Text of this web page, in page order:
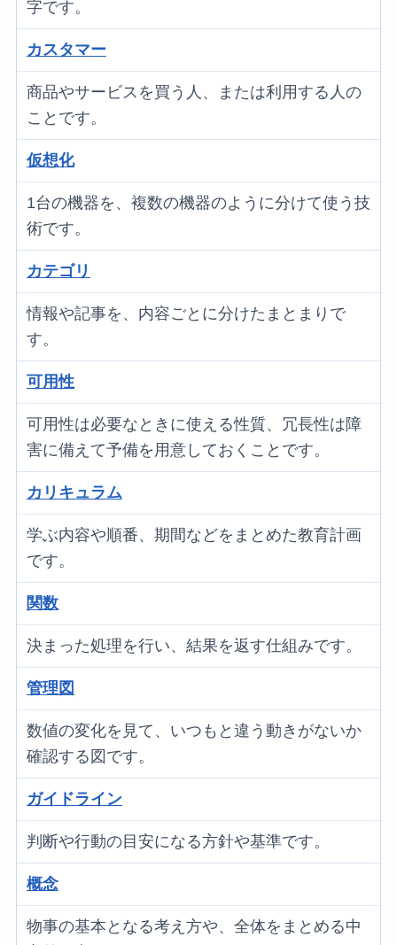
字です。
カスタマー
商品やサービスを買う人、または利用する人の
ことです。
仮想化
1台の機器を、複数の機器のように分けて使う技
術です。
カテゴリ
情報や記事を、内容ごとに分けたまとまりで
す。
可用性
可用性は必要なときに使える性質、冗長性は障
害に備えて予備を用意しておくことです。
カリキュラム
学ぶ内容や順番、期間などをまとめた教育計画
です。
関数
決まった処理を行い、結果を返す仕組みです。
管理図
数値の変化を見て、いつもと違う動きがないか
確認する図です。
ガイドライン
判断や行動の目安になる方針や基準です。
概念
物事の基本となる考え方や、全体をまとめる中